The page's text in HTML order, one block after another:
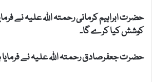
حضرت ابراہیم کرمانی رحمتہ اللہ علیہ نے
کوشش کیا کرے گا۔
حضرت جعفرصادق رحمتہ اللہ علیہ نے فرمایا